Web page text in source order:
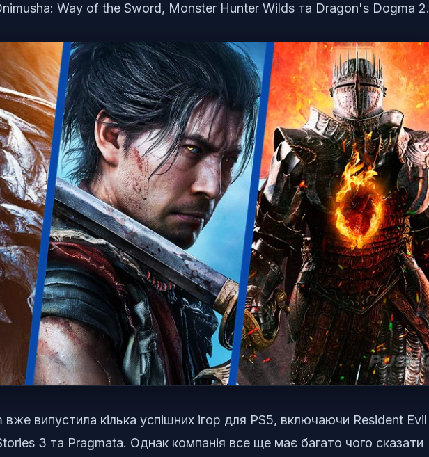
Way of the Sword, Monster Hunter Wilds та Dragon's Dogma 2.
випустила кілька успішних ігор для PS5, включаючи Resident Evil
3 та Pragmata. Однак компанія все ще має багато чого сказати